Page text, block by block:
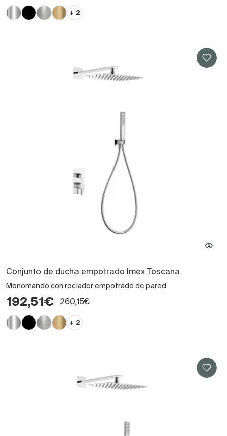
+ 2
Conjunto de ducha empotrado Imex Toscana
Monomando con rociador empotrado de pared
192,51€ 260,15€
+ 2